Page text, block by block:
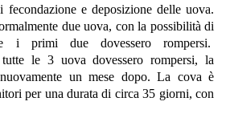
e deposizione delle uova.
due uova, con la possibilità di
i primi due dovessero rompersi.
le 3 uova dovessero rompersi, la
un mese dopo. La cova è
per una durata di circa 35 giorni, con